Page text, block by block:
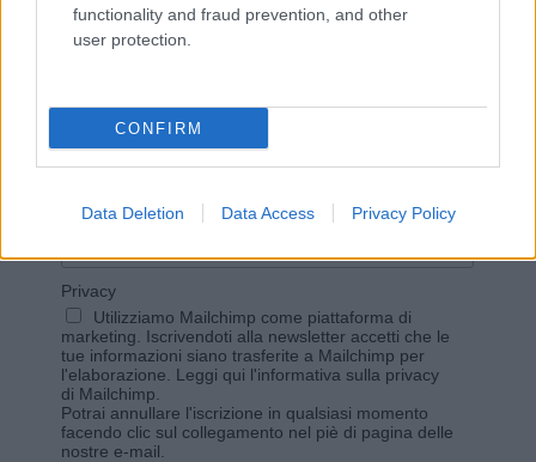
functionality and fraud prevention, and other
user protection.
CONFIRM
Data Deletion Data Access Privacy Policy
Iscriviti alla newsletter di Gallura Oggi e ricevi le nostre
email periodiche contenenti le ultime notizie pubblicate
sul sito web!
*campo obbligatorio
Privacy
Utilizziamo Mailchimp come piattaforma di
marketing. Iscrivendoti alla newsletter accetti che le
tue informazioni siano trasferite a Mailchimp per
l'elaborazione. Leggi qui l'informativa sulla privacy
di Mailchimp
Potrai annullare l'iscrizione in qualsiasi momento
facendo clic sul collegamento nel piè di pagina delle
nostre e-mail.